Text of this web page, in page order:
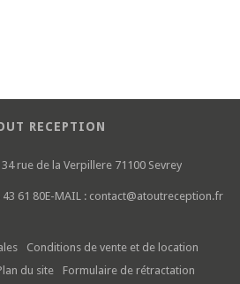
RECEPTION
34 rue de la Verpillere 71100 Sevrey
61 80E-MAIL : contact@atoutreception.fr
Conditions de vente et de location
du site Formulaire de rétractation